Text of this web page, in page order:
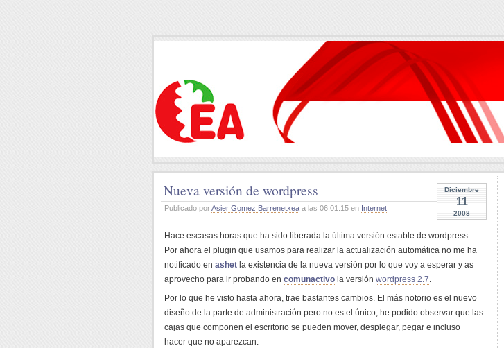
Diciembre
11
2008
Nueva versión de wordpress
Publicado porAsier Gomez Barrenetxea a las 06:01:15 en Internet
Hace escasas horas que ha sido liberada la última versión estable de wordpress.
Por ahora el plugin que usamos para realizar la actualización automática no me ha
notificado en ashet la existencia de la nueva versión por lo que voy a esperar y as
aprovecho para ir probando en comunactivo la versión wordpress 2.7.
Por lo que he visto hasta ahora, trae bastantes cambios. El más notorio es el nuevo
diseño de la parte de administración pero no es el único, he podido observar que las
cajas que componen el escritorio se pueden mover, desplegar, pegar e incluso
hacer que no aparezcan.